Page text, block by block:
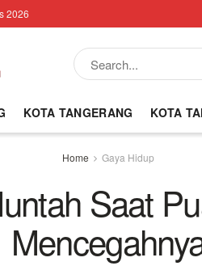
2026
KOTA TANGERANG KOTA
Home Gaya Hidup
Saat